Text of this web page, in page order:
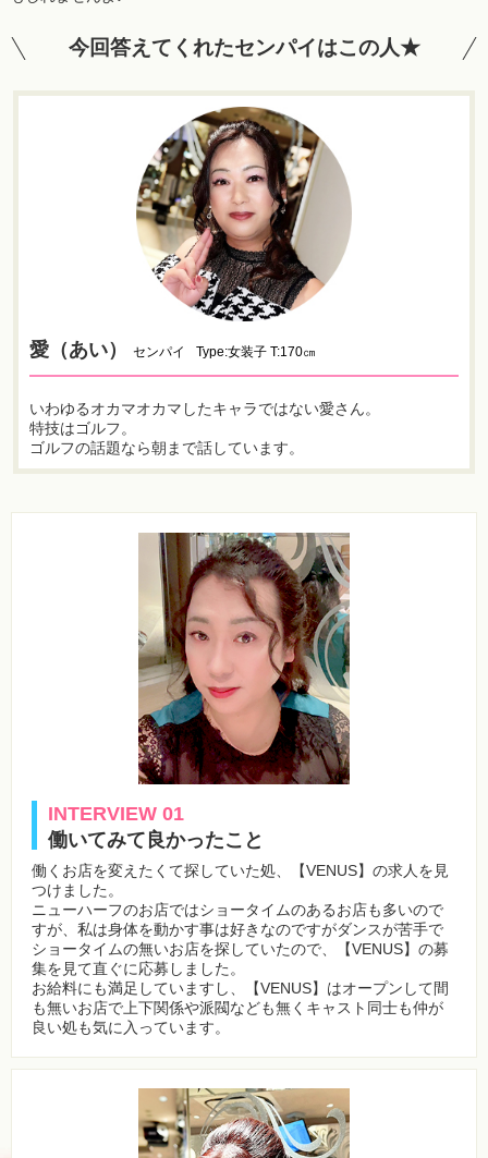
今回答えてくれたセンパイはこの人★
愛（あい） センパイ Type:女装子 T:170㎝
いわゆるオカマオカマしたキャラではない愛さん。
特技はゴルフ。
ゴルフの話題なら朝まで話しています。
INTERVIEW 01
働いてみて良かったこと
働くお店を変えたくて探していた処、【VENUS】の求人を見
つけました。
ニューハーフのお店ではショータイムのあるお店も多いので
すが、私は身体を動かす事は好きなのですがダンスが苦手で
ショータイムの無いお店を探していたので、【VENUS】の募
集を見て直ぐに応募しました。
お給料にも満足していますし、【VENUS】はオープンして間
も無いお店で上下関係や派閥なども無くキャスト同士も仲が
良い処も気に入っています。